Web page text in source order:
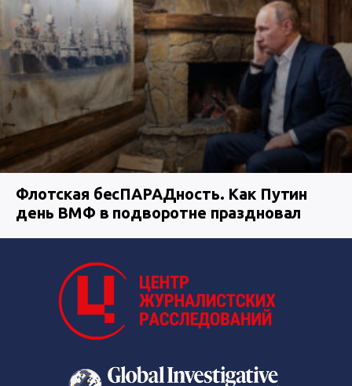
Флотская бесПАРАДность. Как Путин
день ВМФ в подворотне праздновал